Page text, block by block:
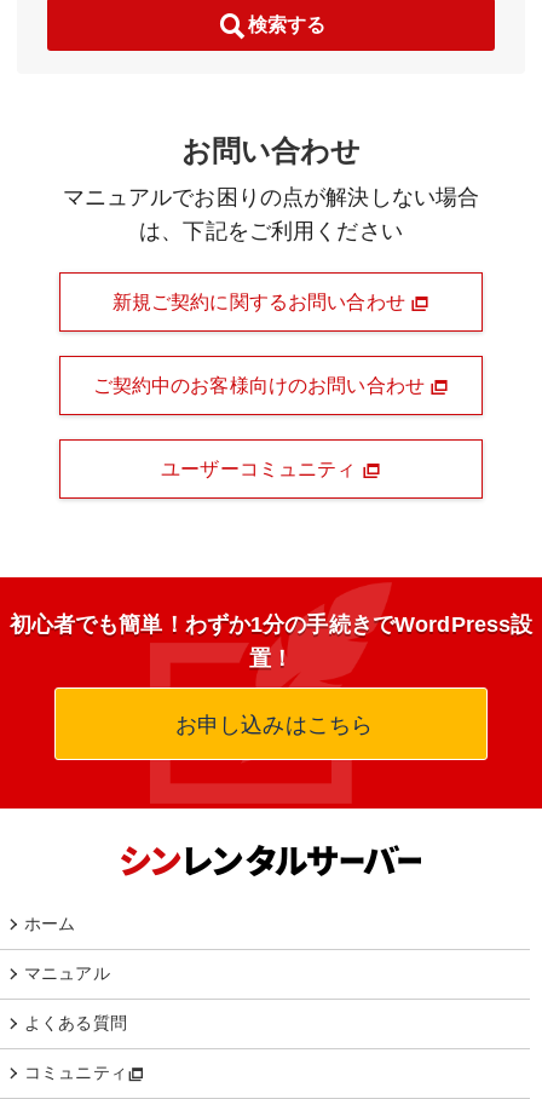
検索する
お問い合わせ
マニュアルでお困りの点が解決しない場合
は、下記をご利用ください
新規ご契約に関するお問い合わせ
ご契約中のお客様向けのお問い合わせ
ユーザーコミュニティ
初心者でも簡単！わずか1分の手続きでWordPress設
置！
お申し込みはこちら
ホーム
マニュアル
よくある質問
コミュニティ